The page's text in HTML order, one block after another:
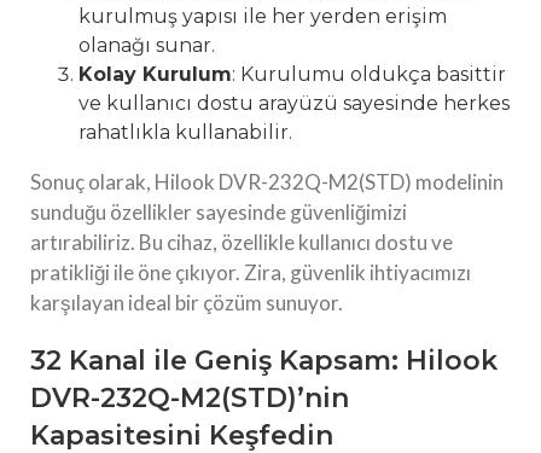
kurulmuş yapısı ile her yerden erişim
olanağı sunar.
Kolay Kurulum: Kurulumu oldukça basittir
ve kullanıcı dostu arayüzü sayesinde herkes
rahatlıkla kullanabilir.
Sonuç olarak, Hilook DVR-232Q-M2(STD) modelinin
sunduğu özellikler sayesinde güvenliğimizi
artırabiliriz. Bu cihaz, özellikle kullanıcı dostu ve
pratikliği ile öne çıkıyor. Zira, güvenlik ihtiyacımızı
karşılayan ideal bir çözüm sunuyor.
32 Kanal ile Geniş Kapsam: Hilook
DVR-232Q-M2(STD)’nin
Kapasitesini Keşfedin